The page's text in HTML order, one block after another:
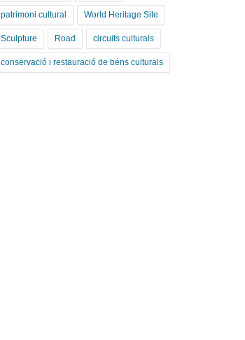
patrimoni cultural World Heritage Site
Sculpture Road circuits culturals
conservació i restauració de béns culturals